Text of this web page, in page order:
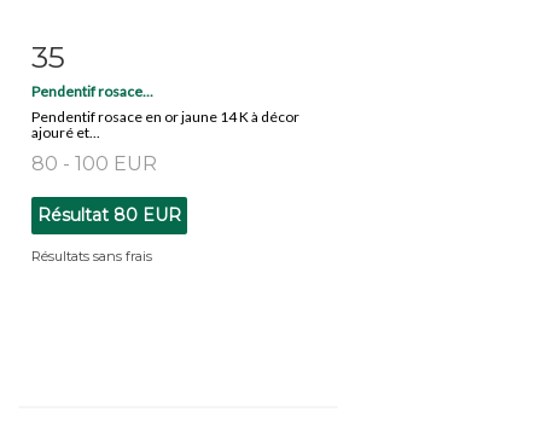
Fiche détaillée
35
Pendentif rosace...
Pendentif rosace en or jaune 14 K à décor
ajouré et...
80 - 100 EUR
Résultat 80 EUR
Résultats sans frais